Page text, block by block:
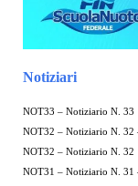
Notiziari
NOT33 – Notiziario N. 33
NOT32 – Notiziario N. 32
NOT32 – Notiziario N. 32
NOT31 – Notiziario N. 31